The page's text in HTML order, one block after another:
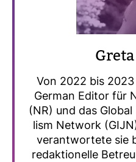
Von 2022 bis
German Editor für
(NR) und das
lism Net­work
ver­ant­wor­tete sie
redak­tio­nelle